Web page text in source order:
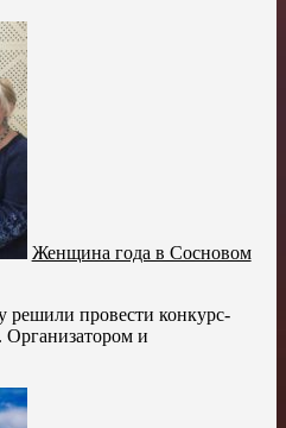
Женщина года в Сосновом
провести конкурс-
и